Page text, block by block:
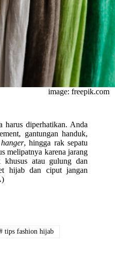
image: freepik.com
harus diperhatikan. Anda
gantungan handuk,
, hingga rak sepatu
melipatnya karena jarang
atau gulung dan
hijab dan ciput jangan
tips fashion hijab